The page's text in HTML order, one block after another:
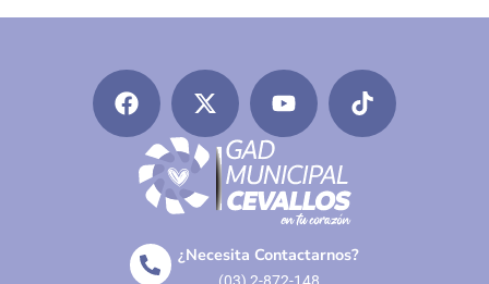
¿Necesita Contactarnos?